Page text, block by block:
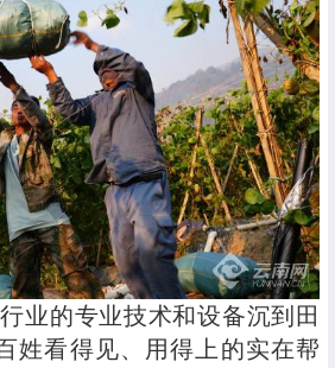
的专业技术和设备沉到田
姓看得见、用得上的实在帮